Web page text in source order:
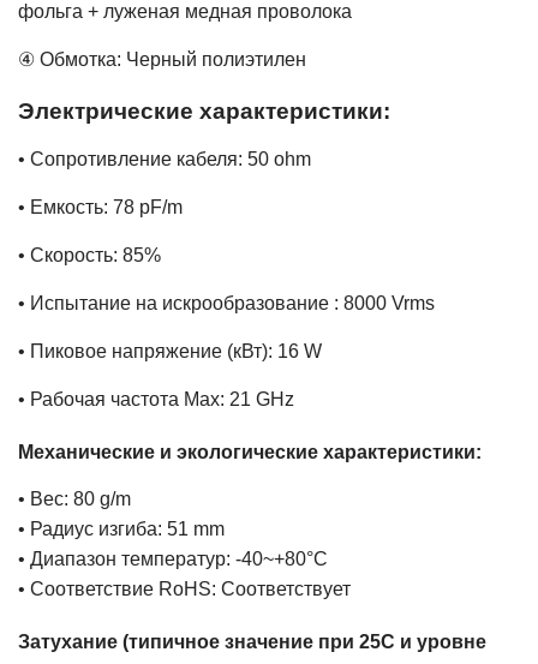
фольга + луженая медная проволока
④ Обмотка: Черный полиэтилен
Электрические характеристики:
• Сопротивление кабеля: 50 ohm
• Емкость: 78 pF/m
• Скорость: 85%
• Испытание на искрообразование : 8000 Vrms
• Пиковое напряжение (кВт): 16 W
• Рабочая частота Max: 21 GHz
Механические и экологические характеристики:
• Вес: 80 g/m
• Радиус изгиба: 51 mm
• Диапазон температур: -40~+80°C
• Соответствие RoHS: Соответствует
Затухание (типичное значение при 25C и уровне